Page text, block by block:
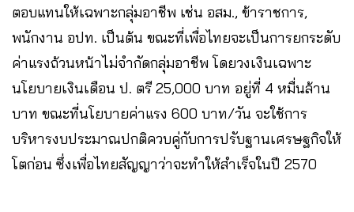
ตอบแทนให้เฉพาะกลุ่มอาชีพ เช่น อสม., ข้าราชการ,
พนักงาน อปท. เป็นต้น ขณะที่เพื่อไทยจะเป็นการยกระดับ
ค่าแรงถ้วนหน้าไม่จำกัดกลุ่มอาชีพ โดยวงเงินเฉพาะ
นโยบายเงินเดือน ป. ตรี 25,000 บาท อยู่ที่ 4 หมื่นล้าน
บาท ขณะที่นโยบายค่าแรง 600 บาท/วัน จะใช้การ
บริหารงบประมาณปกติควบคู่กับการปรับฐานเศรษฐกิจให้
โตก่อน ซึ่งเพื่อไทยสัญญาว่าจะทำให้สำเร็จในปี 2570